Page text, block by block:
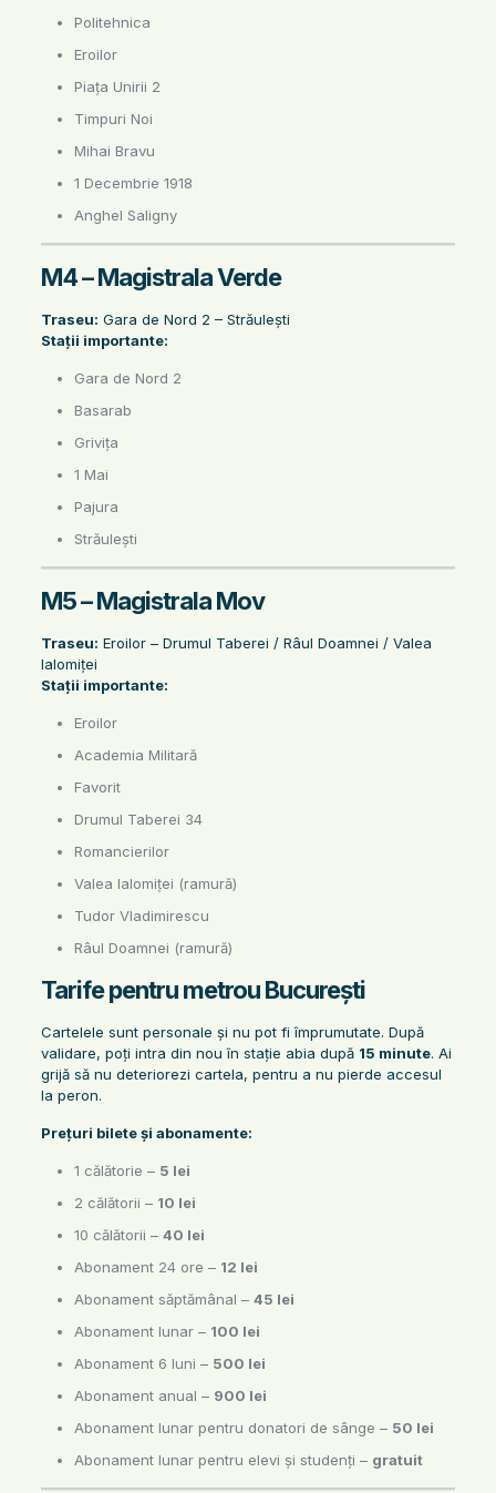
Politehnica
Eroilor
Piața Unirii 2
Timpuri Noi
Mihai Bravu
1 Decembrie 1918
Anghel Saligny
M4 – Magistrala Verde
Traseu: Gara de Nord 2 – Străulești
Stații importante:
Gara de Nord 2
Basarab
Grivița
1 Mai
Pajura
Străulești
M5 – Magistrala Mov
Traseu: Eroilor – Drumul Taberei / Râul Doamnei / Valea
Ialomiței
Stații importante:
Eroilor
Academia Militară
Favorit
Drumul Taberei 34
Romancierilor
Valea Ialomiței (ramură)
Tudor Vladimirescu
Râul Doamnei (ramură)
Tarife pentru metrou București
Cartelele sunt personale și nu pot fi împrumutate. După
validare, poți intra din nou în stație abia după 15 minute. Ai
grijă să nu deteriorezi cartela, pentru a nu pierde accesul
la peron.
Prețuri bilete și abonamente:
1 călătorie – 5 lei
2 călătorii – 10 lei
10 călătorii – 40 lei
Abonament 24 ore – 12 lei
Abonament săptămânal – 45 lei
Abonament lunar – 100 lei
Abonament 6 luni – 500 lei
Abonament anual – 900 lei
Abonament lunar pentru donatori de sânge – 50 lei
Abonament lunar pentru elevi și studenți – gratuit